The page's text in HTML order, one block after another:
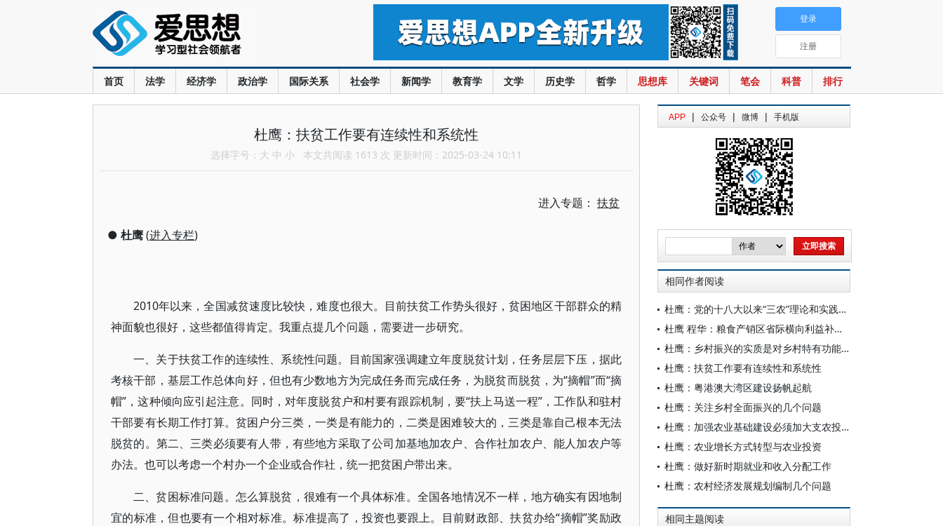
首页 法学 经济学 政治学 国际关系 社会学 新闻学 教育学 文学 历史学 哲学 思想库 关键词 笔会 科普 排行
登录
注册
杜鹰：扶贫工作要有连续性和系统性
选择字号： 大 中 小 本文共阅读 1613 次 更新时间：2025-03-24 10:11
进入专题： 扶贫
● 杜鹰(进入专栏)
2010年以来，全国减贫速度比较快，难度也很大。目前扶贫工作势头很好，贫困地区干部群众的精
神面貌也很好，这些都值得肯定。我重点提几个问题，需要进一步研究。
一、关于扶贫工作的连续性、系统性问题。目前国家强调建立年度脱贫计划，任务层层下压，据此
考核干部，基层工作总体向好，但也有少数地方为完成任务而完成任务，为脱贫而脱贫，为“摘帽”而“摘
帽”，这种倾向应引起注意。同时，对年度脱贫户和村要有跟踪机制，要“扶上马送一程”，工作队和驻村
干部要有长期工作打算。贫困户分三类，一类是有能力的，二类是困难较大的，三类是靠自己根本无法
脱贫的。第二、三类必须要有人带，有些地方采取了公司加基地加农户、合作社加农户、能人加农户等
办法。也可以考虑一个村办一个企业或合作社，统一把贫困户带出来。
二、贫困标准问题。怎么算脱贫，很难有一个具体标准。全国各地情况不一样，地方确实有因地制
宜的标准，但也要有一个相对标准。标准提高了，投资也要跟上。目前财政部、扶贫办给“摘帽”奖励政
APP | 公众号 | 微博 | 手机版
相同作者阅读
杜鹰：党的十八大以来“三农”理论和实践的创新发展
杜鹰 程华：粮食产销区省际横向利益补偿的底层逻辑及建议
杜鹰：乡村振兴的实质是对乡村特有功能的振兴
杜鹰：扶贫工作要有连续性和系统性
杜鹰：粤港澳大湾区建设扬帆起航
杜鹰：关注乡村全面振兴的几个问题
杜鹰：加强农业基础建设必须加大支农投入力度
杜鹰：农业增长方式转型与农业投资
杜鹰：做好新时期就业和收入分配工作
杜鹰：农村经济发展规划编制几个问题
相同主题阅读